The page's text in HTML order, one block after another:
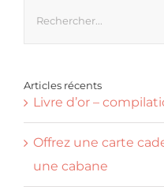
Articles récents
Livre d’or –
Offrez une carte
une cabane